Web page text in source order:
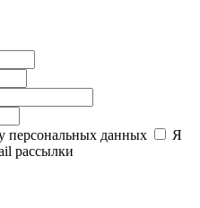
персональных данных
Я
рассылки